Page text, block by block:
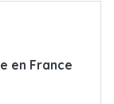
en France